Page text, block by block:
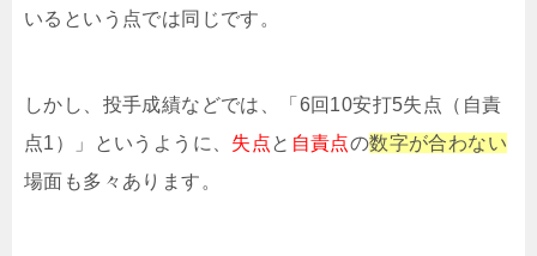
いるという点では同じです。
しかし、投手成績などでは、「6回10安打5失点（自責
点1）」というように、 失点と 自責点の数字が合わない
場面も多々あります。